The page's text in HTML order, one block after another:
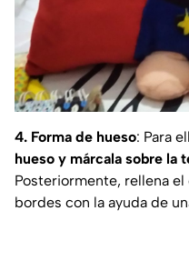
4. Forma de hueso: Para
hueso y márcala sobre la
Posteriormente, rellena
bordes con la ayuda de